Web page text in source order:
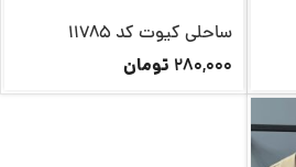
ساحلی کیوت کد 11785
280,000 تومان